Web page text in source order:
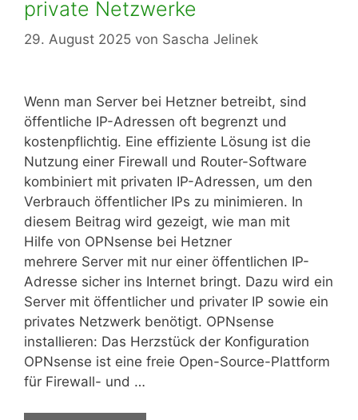
private Netzwerke
29. August 2025 von Sascha Jelinek
Wenn man Server bei Hetzner betreibt, sind
öffentliche IP-Adressen oft begrenzt und
kostenpflichtig. Eine effiziente Lösung ist die
Nutzung einer Firewall und Router-Software
kombiniert mit privaten IP-Adressen, um den
Verbrauch öffentlicher IPs zu minimieren. In
diesem Beitrag wird gezeigt, wie man mit
Hilfe von OPNsense bei Hetzner
mehrere Server mit nur einer öffentlichen IP-
Adresse sicher ins Internet bringt. Dazu wird ein
Server mit öffentlicher und privater IP sowie ein
privates Netzwerk benötigt. OPNsense
installieren: Das Herzstück der Konfiguration
OPNsense ist eine freie Open-Source-Plattform
für Firewall- und …